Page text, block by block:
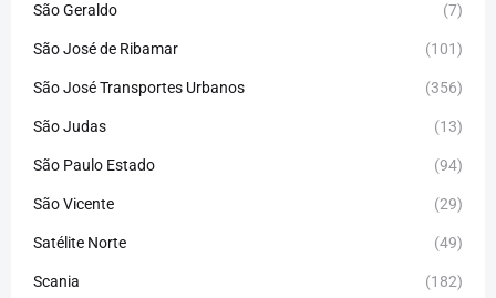
São Geraldo (7)
São José de Ribamar (101)
São José Transportes Urbanos (356)
São Judas (13)
São Paulo Estado (94)
São Vicente (29)
Satélite Norte (49)
Scania (182)